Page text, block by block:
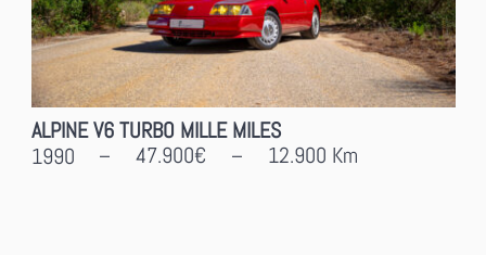
DODGE RAM V8 5.7L HEMI E-Torque
2019
– 52.500€ – 46.000 Km